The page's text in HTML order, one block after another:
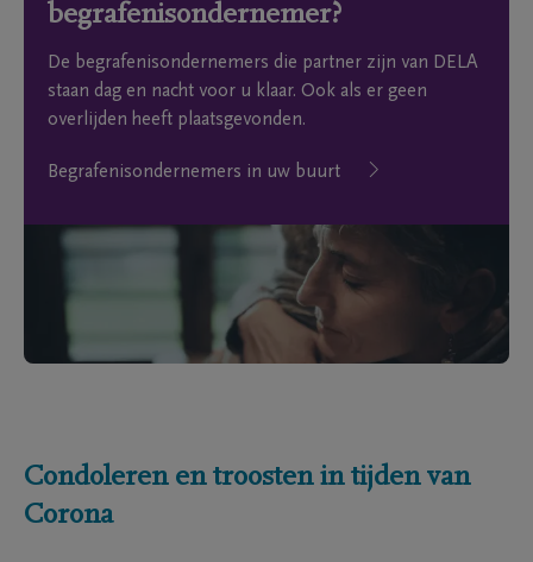
begrafenisondernemer?
De begrafenisondernemers die partner zijn van DELA
staan dag en nacht voor u klaar. Ook als er geen
overlijden heeft plaatsgevonden.
Begrafenisondernemers in uw buurt
Condoleren en troosten in tijden van
Corona